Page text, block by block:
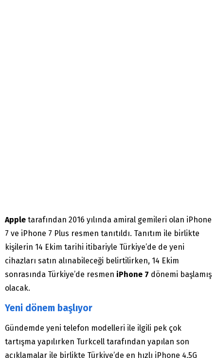
Apple tarafından 2016 yılında amiral gemileri olan iPhone
7 ve iPhone 7 Plus resmen tanıtıldı. Tanıtım ile birlikte
kişilerin 14 Ekim tarihi itibariyle Türkiye’de de yeni
cihazları satın alınabileceği belirtilirken, 14 Ekim
sonrasında Türkiye’de resmen iPhone 7 dönemi başlamış
olacak.
Yeni dönem başlıyor
Gündemde yeni telefon modelleri ile ilgili pek çok
tartışma yapılırken Turkcell tarafından yapılan son
açıklamalar ile birlikte Türkiye’de en hızlı iPhone 4.5G